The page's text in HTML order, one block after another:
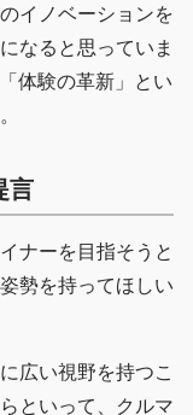
イノベーションを
なると思っていま
体験の革新」とい
言
ナーを目指そうと
勢を持ってほしい
広い視野を持つこ
といって、クルマ